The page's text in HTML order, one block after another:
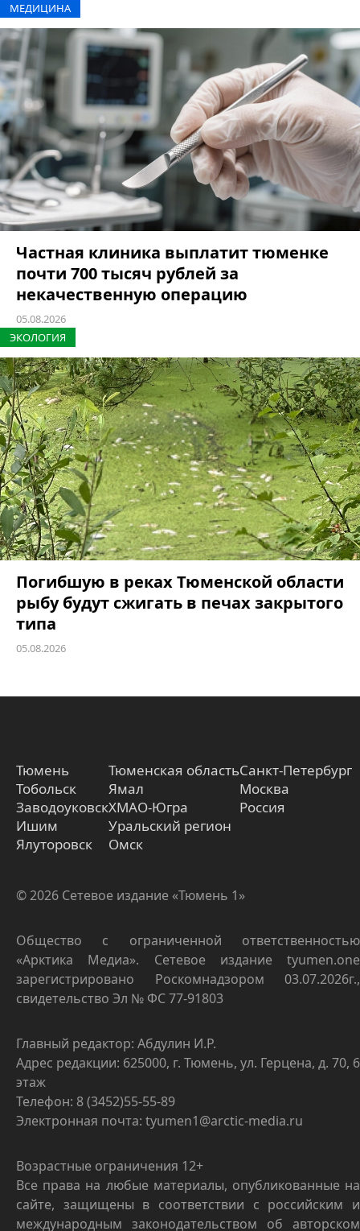
МЕДИЦИНА
Частная клиника выплатит тюменке
почти 700 тысяч рублей за
некачественную операцию
05.08.2026
ЭКОЛОГИЯ
Погибшую в реках Тюменской области
рыбу будут сжигать в печах закрытого
типа
05.08.2026
Тюмень
Тобольск
Заводоуковск
Ишим
Ялуторовск
Тюменская область
Ямал
ХМАО-Югра
Уральский регион
Омск
Санкт-Петербург
Москва
Россия
© 2026 Сетевое издание «Тюмень 1»
Общество с ограниченной ответственностью
«Арктика Медиа». Сетевое издание tyumen.one
зарегистрировано Роскомнадзором 03.07.2026г.,
свидетельство Эл № ФС 77-91803
Главный редактор: Абдулин И.Р.
Адрес редакции: 625000, г. Тюмень, ул. Герцена, д. 70, 6
этаж
Телефон: 8 (3452)55-55-89
Электронная почта: tyumen1@arctic-media.ru
Возрастные ограничения 12+
Все права на любые материалы, опубликованные на
сайте, защищены в соответствии с российским и
международным законодательством об авторском